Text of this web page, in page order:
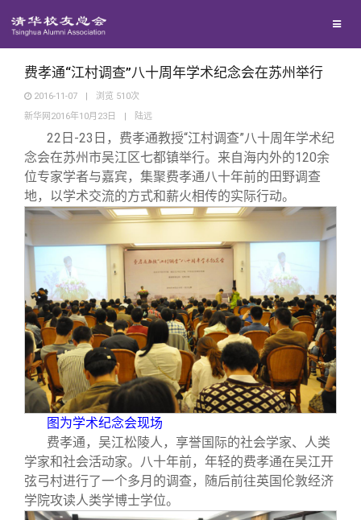
地区联络
年级联络
院系校友工作
专业委员会
兴趣群体
西南联大校友会
回馈母校
捐赠项目
捐赠新闻
捐赠纪事
捐赠方法
义工计划
媒体平台
《清华校友通讯》
《水木清华》
我要订阅
新媒体平台
百年清华
清华人物
清华故事
青春风采
校友文苑
校友讲坛
校友视界
校友服务
终身学习
信息化服务
三创大赛
实用信息
校友总会
总会简介
会长致辞
总会章程
理事会名单
制度法规
关闭
费孝通“江村调查”八十周年学术纪念会在苏州举行
2016-11-07 | 浏览 510次
新华网2016年10月23日
| 陆远
22 日-23日，费孝通教授“江村调查”八十周年学术纪
念会在苏州市吴江区七都镇举行。来自海内外的120余
位专家学者与嘉宾，集聚费孝通八十年前的田野调查
地，以学术交流的方式和薪火相传的实际行动。
图为学术纪念会现场
费孝通，吴江松陵人，享誉国际的社会学家、人类
学家和社会活动家。八十年前，年轻的费孝通在吴江开
弦弓村进行了一个多月的调查，随后前往英国伦敦经济
学院攻读人类学博士学位。